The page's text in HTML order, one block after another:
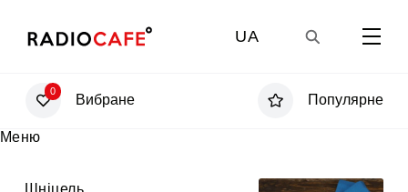
UA
0
Вибране Популярне
Меню
Шніцель